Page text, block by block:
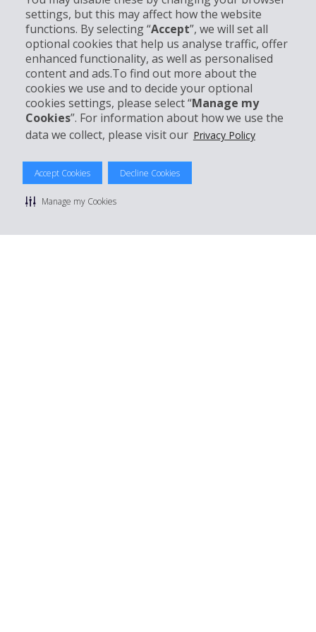
settings, but this may affect how the website
functions. By selecting “Accept”, we will set all
optional cookies that help us analyse traffic, offer
enhanced functionality, as well as personalised
content and ads.To find out more about the
cookies we use and to decide your optional
cookies settings, please select “Manage my
Cookies”. For information about how we use the
data we collect, please visit our Privacy Policy
Accept Cookies Decline Cookies
Manage my Cookies
Entreprise
Support client
Réserver avec Hertz
© 2026 The Hertz System, Inc.
Politique de confidentialité | Conditions d'utilisation du site
Conditions de location
Gérer mes cookies